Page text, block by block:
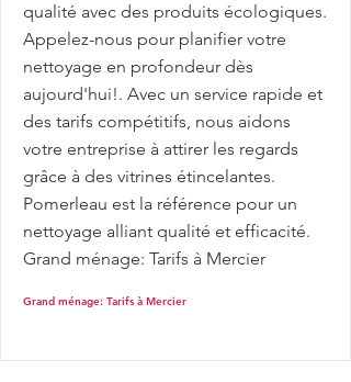
qualité avec des produits écologiques.
Appelez-nous pour planifier votre
nettoyage en profondeur dès
aujourd'hui!. Avec un service rapide et
des tarifs compétitifs, nous aidons
votre entreprise à attirer les regards
grâce à des vitrines étincelantes.
Pomerleau est la référence pour un
nettoyage alliant qualité et efficacité.
Grand ménage: Tarifs à Mercier
Grand ménage: Tarifs à Mercier